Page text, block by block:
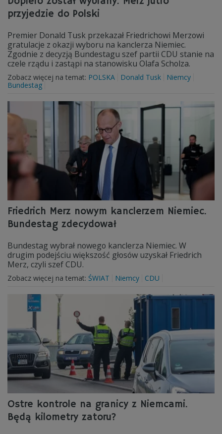
przyjedzie do Polski
Premier Donald Tusk przekazał Friedrichowi Merzowi
gratulacje z okazji wyboru na kanclerza Niemiec.
Zgodnie z decyzją Bundestagu szef partii CDU stanie na
czele rządu i zastąpi na stanowisku Olafa Scholza.
Zobacz więcej na temat: POLSKA Donald Tusk
Niemcy
Bundestag
Friedrich Merz nowym kanclerzem Niemiec.
Bundestag zdecydował
Bundestag wybrał nowego kanclerza Niemiec. W
drugim podejściu większość głosów uzyskał Friedrich
Merz, czyli szef CDU.
Zobacz więcej na temat: ŚWIAT Niemcy CDU
Ostre kontrole na granicy z Niemcami.
Będą kilometry zatoru?